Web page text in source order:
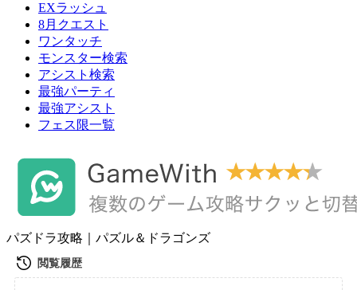
EXラッシュ
8月クエスト
ワンタッチ
モンスター検索
アシスト検索
最強パーティ
最強アシスト
フェス限一覧
パズドラ攻略｜パズル＆ドラゴンズ